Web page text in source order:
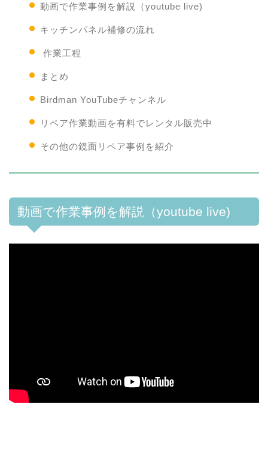
動画で作業事例を解説（youtube live)
キッチンパネル補修の流れ
作業工程
まとめ
Birdman YouTubeチャンネル
リペア作業動画を有料でレンタル販売中
その他の鏡面リペア事例を紹介
動画で作業事例を解説（youtube live)